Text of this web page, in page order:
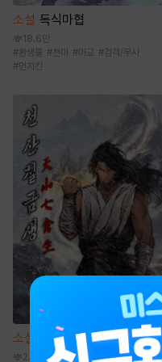
소설 독식마협
18.6만
# 환생물 #천마 #마교 #검객/무사
#먼치킨
소설 천산칠금생 [단행본]
2.6만